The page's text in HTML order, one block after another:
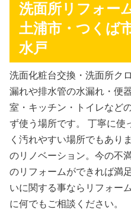
洗面所リフォー
土浦市・つくば
水戸
洗面化粧台交換・洗面所ク
漏れや排水管の水漏れ・便
室・キッチン・トイレなど
ず使う場所です。 丁寧に使
く汚れやすい場所でもあり
のリノベーション。今の不
のリフォームができれば満
いに関する事ならリフォー
に何でもご相談ください。